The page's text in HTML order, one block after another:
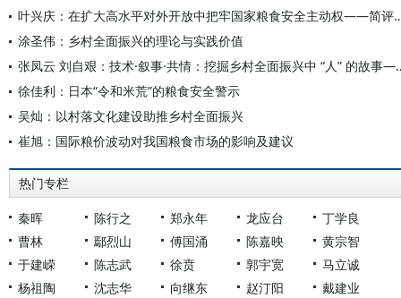
叶兴庆：在扩大高水平对外开放中把牢国家粮
涂圣伟：乡村全面振兴的理论与实践价值
张凤云 刘自艰：技术·叙事·共情
徐佳利：日本“令和米荒”的粮食安全警示
吴灿：以村落文化建设助推乡村全面振兴
崔旭：国际粮价波动对我国粮食市场的影响及建议
热门专栏
秦晖 陈行之 郑永年 龙应台
丁学良
曹林
鄢烈山 傅国涌 陈嘉映
黄宗智
于建嵘
陈志武 徐贲 郭宇宽
马立诚
杨祖陶
沈志华 向继东 赵汀阳 戴建业